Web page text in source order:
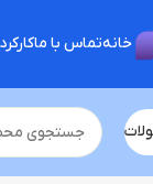
خانهتماس با ما